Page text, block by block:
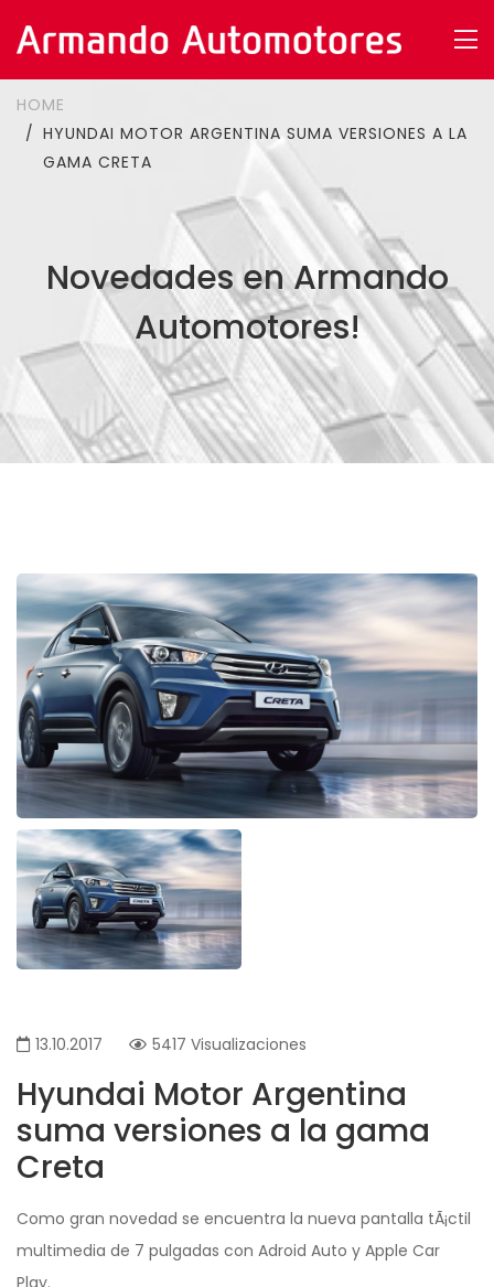
HOME
HYUNDAI MOTOR ARGENTINA SUMA VERSIONES A LA
GAMA CRETA
Novedades en Armando
Automotores!
13.10.2017 5417 Visualizaciones
Hyundai Motor Argentina
suma versiones a la gama
Creta
Como gran novedad se encuentra la nueva pantalla tÃ¡ctil
multimedia de 7 pulgadas con Adroid Auto y Apple Car